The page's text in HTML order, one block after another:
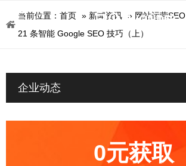
当前位置： 首页 » 新闻资讯 » 网站运营SEO
21 条智能 Google SEO 技巧（上）
企业动态
0元获取